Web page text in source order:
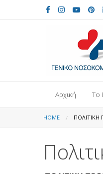
Αρχική Το
HOME